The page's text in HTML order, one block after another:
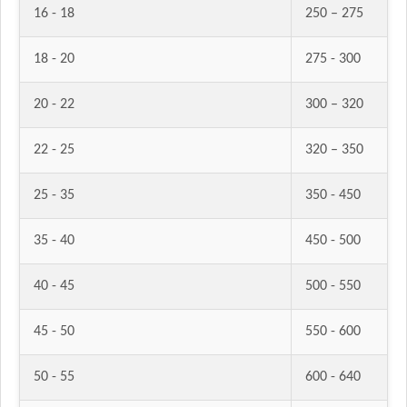
Ken-L Perro Adulto de Raza Mediana y Grande
Kongo Gold Perro Adulto de Razas Pequeñas
Kongo Perro Adulto de Razas Pequeñas
Maintenance Criadores Perro Adulto Carne y Pollo
Maintenance Criadores Perro Adulto Razas Pequeñas
Manada Perro Adulto Mediano y Grande
Mapu Perro Adulto Mediano y Grande
Max Pet Perro Adulto Mordida Pequeña
Maxxium Perro Adulto Pollo de Campo y Arroz
Mi Amigo Perro Adulto
16 - 18 250 – 275
18 - 20 275 - 300
20 - 22 300 – 320
22 - 25 320 – 350
25 - 35 350 - 450
35 - 40 450 - 500
40 - 45 500 - 550
45 - 50 550 - 600
50 - 55 600 - 640